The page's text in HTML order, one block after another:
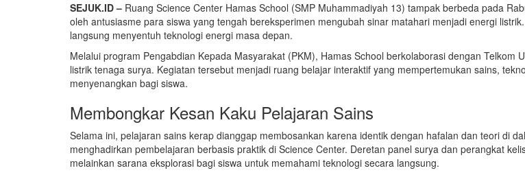
SEJUK.ID – Ruang Science Center Hamas School (SMP Muhammadiyah 13) tampak berbeda pada
oleh antusiasme para siswa yang tengah bereksperimen mengubah sinar matahari menjadi energi
langsung menyentuh teknologi energi masa depan.
Melalui program Pengabdian Kepada Masyarakat (PKM), Hamas School berkolaborasi dengan Telkom
listrik tenaga surya. Kegiatan tersebut menjadi ruang belajar interaktif yang mempertemukan sains,
menyenangkan bagi siswa.
Membongkar Kesan Kaku Pelajaran Sains
Selama ini, pelajaran sains kerap dianggap membosankan karena identik dengan hafalan dan teori di
menghadirkan pembelajaran berbasis praktik di Science Center. Deretan panel surya dan perangkat
melainkan sarana eksplorasi bagi siswa untuk memahami teknologi secara langsung.